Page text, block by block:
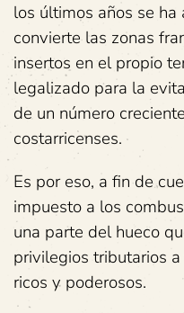
los últimos años se
convierte las zonas
insertos en el propio
legalizado para la
de un número
costarricenses.
Es por eso, a fin de
impuesto a los
una parte del hueco
privilegios tributarios
ricos y poderosos.